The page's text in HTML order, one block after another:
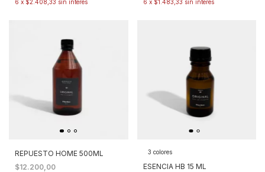
6 x $2.408,33 sin interés
6 x $1.483,33 sin interés
REPUESTO HOME 500ML
$12.200,00
3 colores
ESENCIA HB 15 ML